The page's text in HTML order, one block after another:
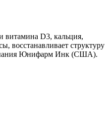
витамина D3, кальция,
восстанавливает структуру
Юнифарм Инк (США).